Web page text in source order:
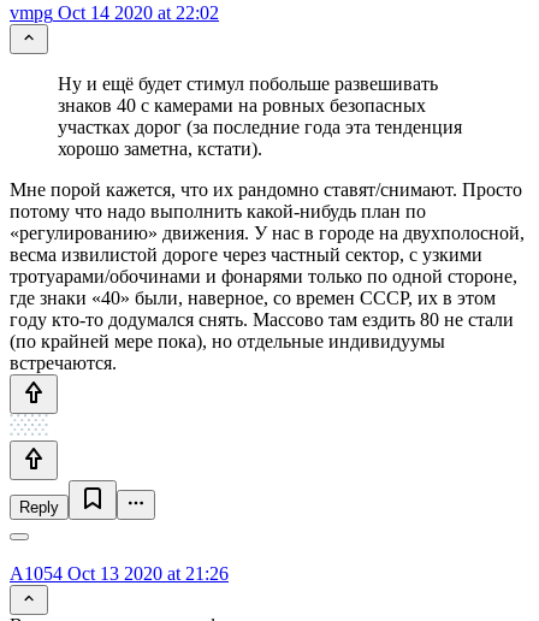
vmpg Oct 14 2020 at 22:02
Ну и ещё будет стимул побольше развешивать
знаков 40 с камерами на ровных безопасных
участках дорог (за последние года эта тенденция
хорошо заметна, кстати).
Мне порой кажется, что их рандомно ставят/снимают. Просто
потому что надо выполнить какой-нибудь план по
«регулированию» движения. У нас в городе на двухполосной,
весма извилистой дороге через частный сектор, с узкими
тротуарами/обочинами и фонарями только по одной стороне,
где знаки «40» были, наверное, со времен СССР, их в этом
году кто-то додумался снять. Массово там ездить 80 не стали
(по крайней мере пока), но отдельные индивидуумы
встречаются.
Reply
A1054 Oct 13 2020 at 21:26